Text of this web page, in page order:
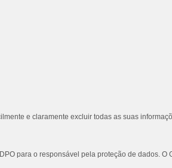
e claramente excluir todas as suas
para o responsável pela proteção de dados.